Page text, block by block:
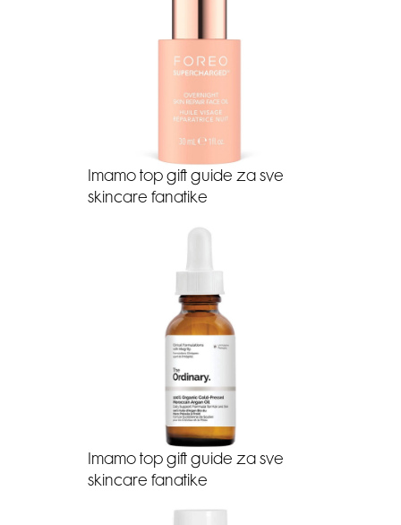
Imamo top gift guide za sve
skincare fanatike
Imamo top gift guide za sve
skincare fanatike